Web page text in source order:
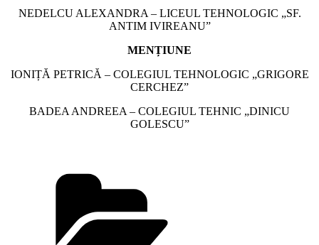
NEDELCU ALEXANDRA – LICEUL TEHNOLOGIC „SF.
ANTIM IVIREANU”
MENȚIUNE
IONIȚĂ PETRICĂ – COLEGIUL TEHNOLOGIC „GRIGORE
CERCHEZ”
BADEA ANDREEA – COLEGIUL TEHNIC „DINICU
GOLESCU”